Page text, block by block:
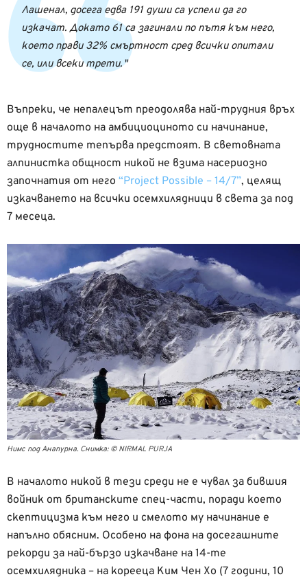
Лашенал, досега едва 191 души са успели да го
изкачат. Докато 61 са загинали по пътя към него,
което прави 32% смъртност сред всички опитали
се, или всеки трети.
Въпреки, че непалецът преодолява най-трудния връх
още в началото на амбициоциното си начинание,
трудностите тепърва предстоят. В световната
алпинистка общност никой не взима насериозно
започнатия от него “Project Possible – 14/7”, целящ
изкачването на всички осемхилядници в света за под
7 месеца.
Нимс под Анапурна. Снимка: © NIRMAL PURJA
В началото никой в тези среди не е чувал за бившия
войник от британските спец-части, поради което
скептицизма към него и смелото му начинание е
напълно обясним. Особено на фона на досегашните
рекорди за най-бързо изкачване на 14-те
осемхилядника – на корееца Ким Чен Хо (7 години, 10